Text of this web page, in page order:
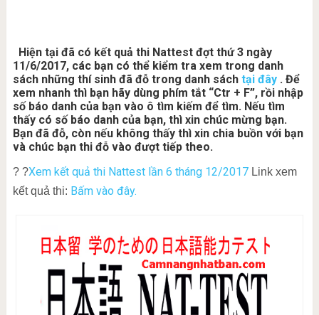
Hiện tại đã có kết quả thi Nattest đợt thứ 3 ngày
11/6/2017, các bạn có thể kiểm tra xem trong danh
sách những thí sinh đã đỗ trong danh sách tại đây. Để
xem nhanh thì bạn hãy dùng phím tắt “Ctr + F”, rồi nhập
số báo danh của bạn vào ô tìm kiếm để tìm. Nếu tìm
thấy có số báo danh của bạn, thì xin chúc mừng bạn.
Bạn đã đỗ, còn nếu không thấy thì xin chia buồn với bạn
và chúc bạn thi đỗ vào đượt tiếp theo.
? ?Xem kết quả thi Nattest lần 6 tháng 12/2017Link xem
kết quả thi: Bấm vào đây.